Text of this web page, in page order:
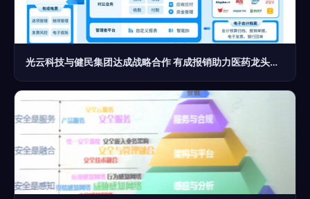
光云科技与健民集团达成战略合作 有成报销助力医药龙头财务数字化升级